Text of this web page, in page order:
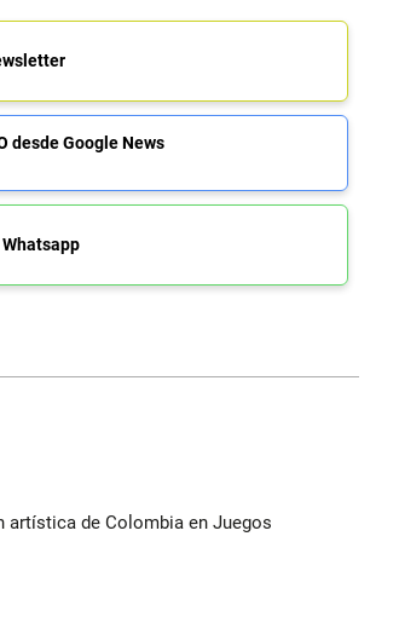
desde Google News
artística de Colombia en Juegos